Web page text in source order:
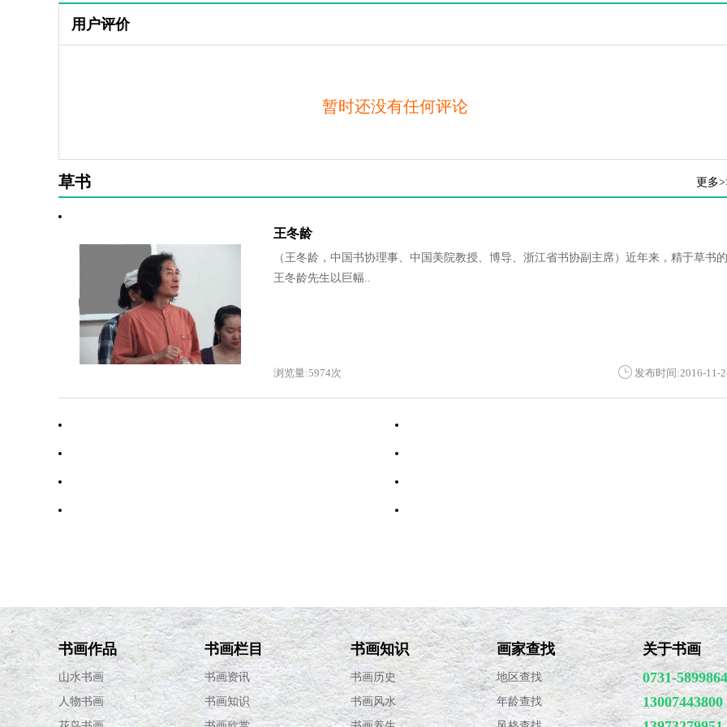
用户评价
暂时还没有任何评论
草书 更多
王冬龄
（王冬龄，中国书协理事、中国美院教授、博导、浙江省书协副主席）近年来，精于草书的
王冬龄先生以巨幅..
浏览量:5974次 发布时间:2016-11-
·
·
·
书画作品
山水书画
人物书画
书画栏目
书画资讯
书画知识
书画知识
书画历史
书画风水
画家查找
地区查找
年龄查找
关于书画
0731-
13007443800